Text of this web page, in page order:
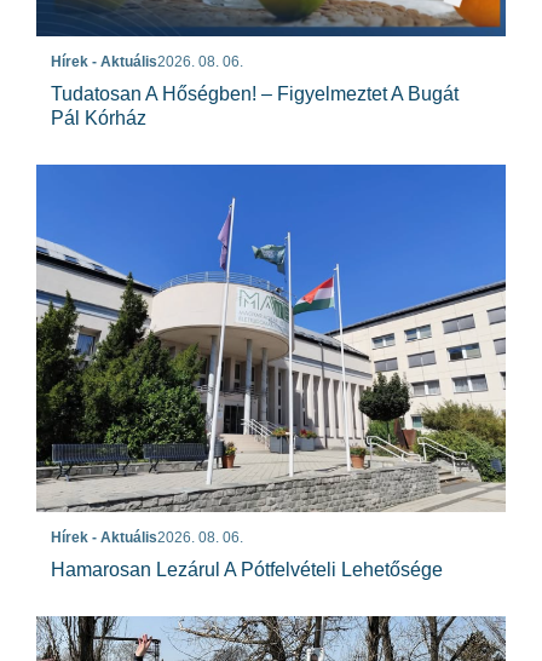
Hírek - Aktuális2026. 08. 06.
Tudatosan A Hőségben! – Figyelmeztet A Bugát
Pál Kórház
Hírek - Aktuális2026. 08. 06.
Hamarosan Lezárul A Pótfelvételi Lehetősége